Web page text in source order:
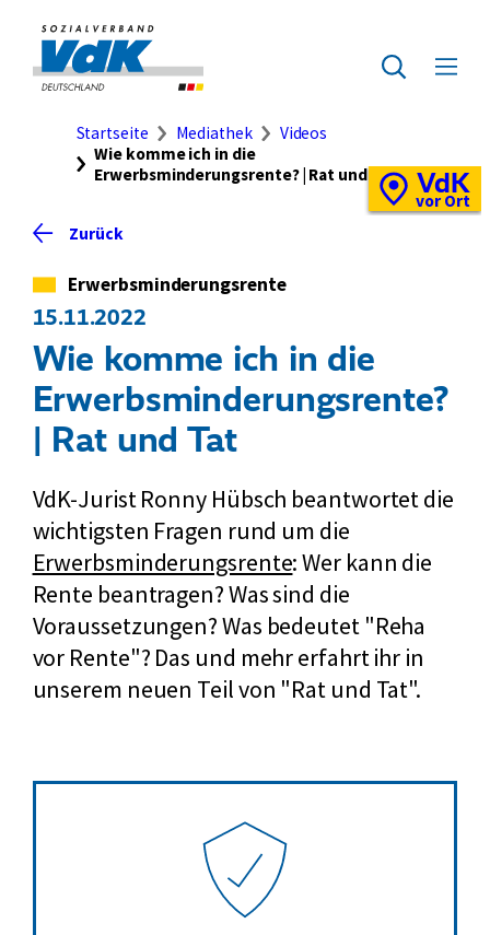
Seiteninhalt
springen
Zur
Startseite
des
Zur
Suche
Menü
Schnellzugriff
Ort-
Standortkarte
VdK
vor Ort
Brotkrumennavigation
Startseite Mediathek
Videos
Wie komme ich in die
Erwerbsminderungsrente? | Rat und Tat
Zurück
Kategorie
Erwerbsminderungsrente
15.11.2022
Wie komme ich in die
Erwerbsminderungsrente?
| Rat und Tat
VdK-Jurist Ronny Hübsch beantwortet die
wichtigsten Fragen rund um die
Erwerbsminderungsrente: Wer kann die
Rente beantragen? Was sind die
Voraussetzungen? Was bedeutet "Reha
vor Rente"? Das und mehr erfahrt ihr in
unserem neuen Teil von "Rat und Tat".